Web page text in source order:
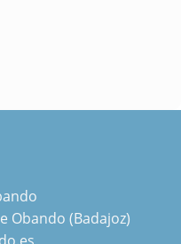
Obando (Badajoz)